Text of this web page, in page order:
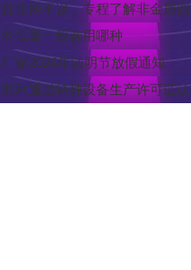
亲两不误，专程了解非金属
偿器一般选用哪种
家2024年清明节放假通知
利通过特种设备生产许可证